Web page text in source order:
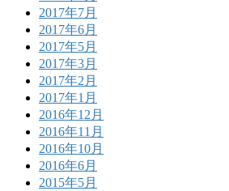
2017年7月
2017年6月
2017年5月
2017年3月
2017年2月
2017年1月
2016年12月
2016年11月
2016年10月
2016年6月
2015年5月